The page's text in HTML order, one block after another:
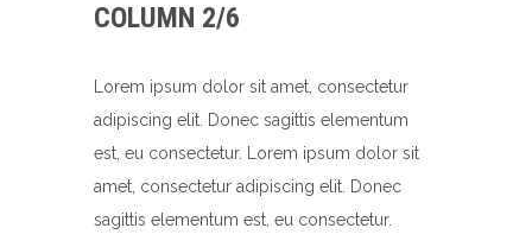
COLUMN 2/6
Lorem ipsum dolor sit amet, consectetur
adipiscing elit. Donec sagittis elementum
est, eu consectetur. Lorem ipsum dolor sit
amet, consectetur adipiscing elit. Donec
sagittis elementum est, eu consectetur.